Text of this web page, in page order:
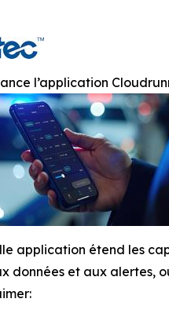
l’application
application étend les
données et aux alertes,